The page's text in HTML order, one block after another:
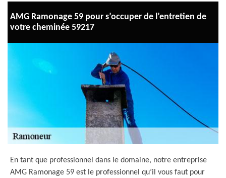
AMG Ramonage 59 pour s’occuper de l’entretien de
votre cheminée 59217
En tant que professionnel dans le domaine, notre entreprise
AMG Ramonage 59 est le professionnel qu’il vous faut pour